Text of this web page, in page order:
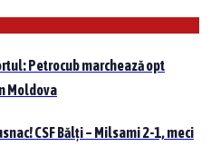
Petrocub marchează opt
Moldova
CSF Bălți – Milsami 2-1, meci